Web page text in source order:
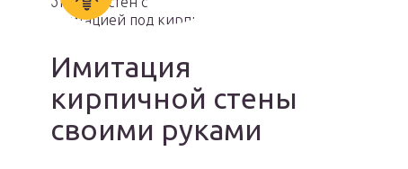
Имитация
кирпичной стены
своими руками